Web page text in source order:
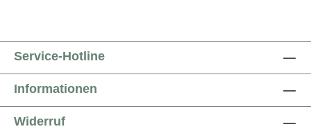
Service-Hotline
Informationen
Widerruf